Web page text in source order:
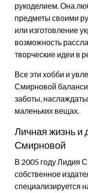
рукоделием. Она
предметы своими
или изготовление
возможность
творческие идеи в
Все эти хобби и
Смирновой
заботы,
маленьких вещах.
Личная жизнь и
Смирновой
В 2005 году Лидия
собственное
специализируется